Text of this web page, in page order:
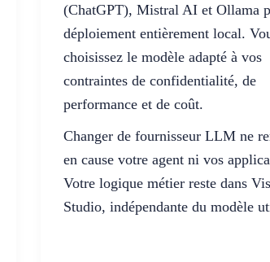
(ChatGPT), Mistral AI et Ollama
déploiement entièrement local.
choisissez le modèle adapté à vos
contraintes de confidentialité, de
performance et de coût.
Changer de fournisseur LLM ne
en cause votre agent ni vos
Votre logique métier reste dans
Studio, indépendante du modèle